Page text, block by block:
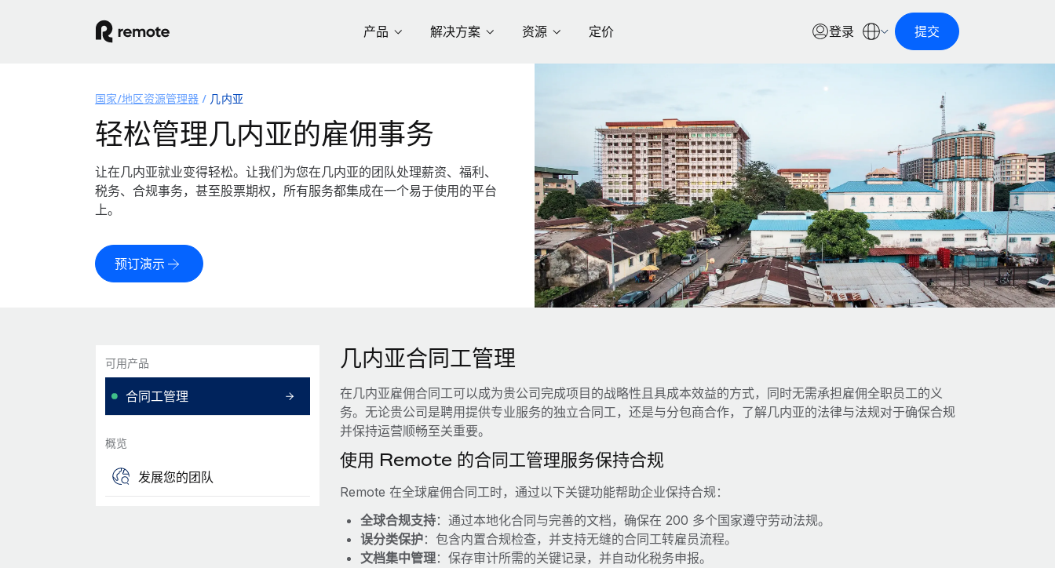
产品 解决方案 资源 定价 登录 提交
国家/地区资源管理器 几内亚
轻松管理几内亚的雇佣事务
让在几内亚就业变得轻松。让我们为您在几内亚的团队处理薪资、福利、
税务、合规事务，甚至股票期权，所有服务都集成在一个易于使用的平台
上。
预订演示
可用产品
合同工管理
概览
发展您的团队
几内亚合同工管理
在几内亚雇佣合同工可以成为贵公司完成项目的战略性且具成本效益的方式，同时无需承担雇佣全职员工的义
务。无论贵公司是聘用提供专业服务的独立合同工，还是与分包商合作，了解几内亚的法律与法规对于确保合规
并保持运营顺畅至关重要。
使用 Remote 的合同工管理服务保持合规
Remote 在全球雇佣合同工时，通过以下关键功能帮助企业保持合规：
全球合规支持：通过本地化合同与完善的文档，确保在 200 多个国家遵守劳动法规。
误分类保护：包含内置合规检查，并支持无缝的合同工转雇员流程。
文档集中管理：保存审计所需的关键记录，并自动化税务申报。